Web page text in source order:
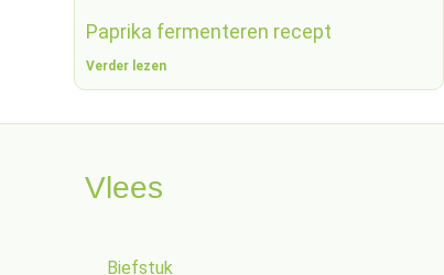
Paprika fermenteren recept
Verder lezen
Vlees
Biefstuk